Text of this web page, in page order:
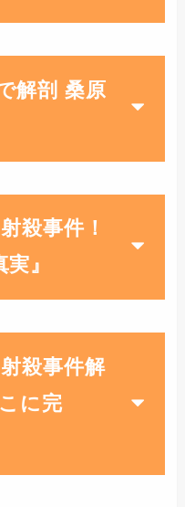
解剖 桑原
殺事件！
』
殺事件解
に完